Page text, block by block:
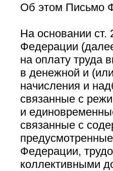
Об этом Письмо
На основании ст.
Федерации
на оплату труда
в денежной и
начисления и
связанные с
и
связанные с
Федерации,
коллективными